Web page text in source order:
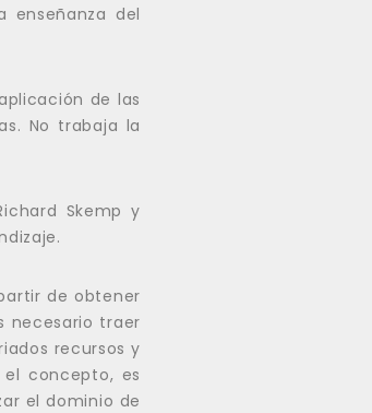
enseñanza del
de las
No trabaja la
Skemp y
de obtener
necesario traer
recursos y
concepto, es
el dominio de